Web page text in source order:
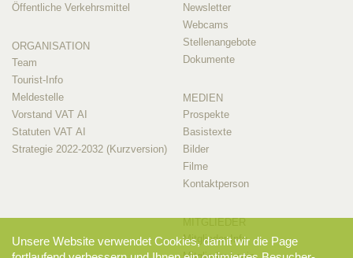
Öffentliche Verkehrsmittel
ORGANISATION
Team
Tourist-Info
Meldestelle
Vorstand VAT AI
Statuten VAT AI
Strategie 2022-2032 (Kurzversion)
Newsletter
Webcams
Stellenangebote
Dokumente
MEDIEN
Prospekte
Basistexte
Bilder
Filme
Kontaktperson
Mitglieder-Info
Unsere Website verwendet Cookies, damit wir die Page